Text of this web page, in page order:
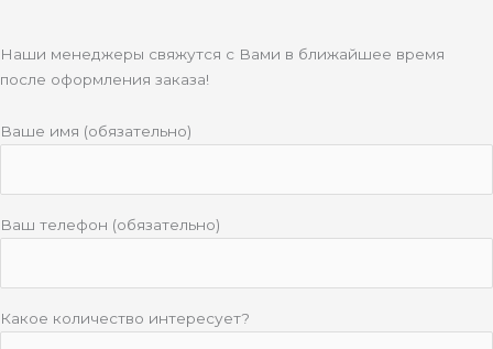
Наши менеджеры свяжутся с Вами в ближайшее время
после оформления заказа!
Ваше имя (обязательно)
Ваш телефон (обязательно)
Какое количество интересует?